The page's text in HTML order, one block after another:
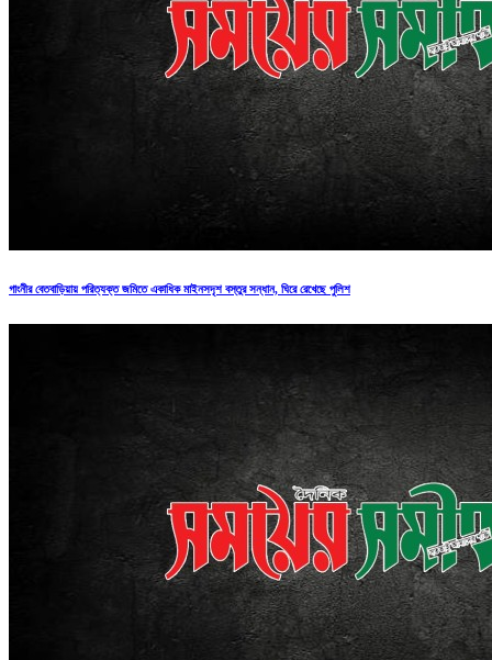
গাংনীর বেতবাড়িয়ায় পরিত্যক্ত জমিতে একাধিক মাইনসদৃশ বস্তুর সন্ধান, ঘিরে রেখেছে পুলিশ